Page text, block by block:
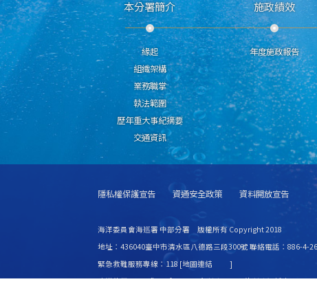
本分署簡介
緣起
組織架構
業務職掌
執法範圍
歷年重大事紀摘要
交通資訊
施政績效
年度施政報告
隱私權保護宣告 資通安全政策 資料開放宣告
海洋委員會海巡署 中部分署 版權所有 Copyright 2018
地址：436040臺中市清水區八德路三段300號 聯絡電話：886-4-
緊急救難服務專線：118 [地圖連結
]
建議使用 IE6.0 或 Firefox2.0 以上瀏覽器，最佳瀏覽解析度